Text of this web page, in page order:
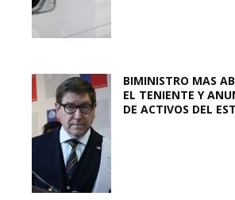
BIMINISTRO MAS
EL TENIENTE Y
DE ACTIVOS DEL